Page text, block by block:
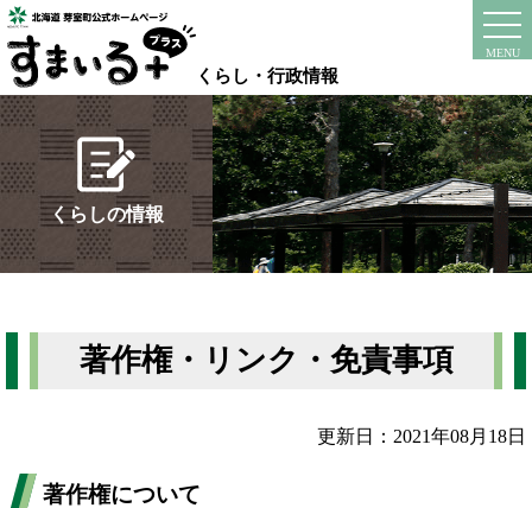
本
文
へ
移
動
る
くらし・行政情報
MENU
instagram
くらしの情報
著作権・リンク・免責事項
更新日：2021年08月18日
著作権について